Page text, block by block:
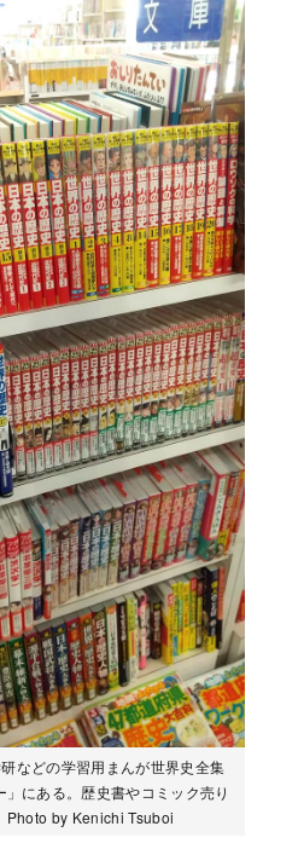
などの学習用まんが世界史全集
にある。歴史書やコミック売り
by Kenichi Tsuboi